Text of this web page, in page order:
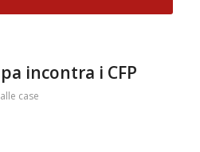
incontra i CFP
case